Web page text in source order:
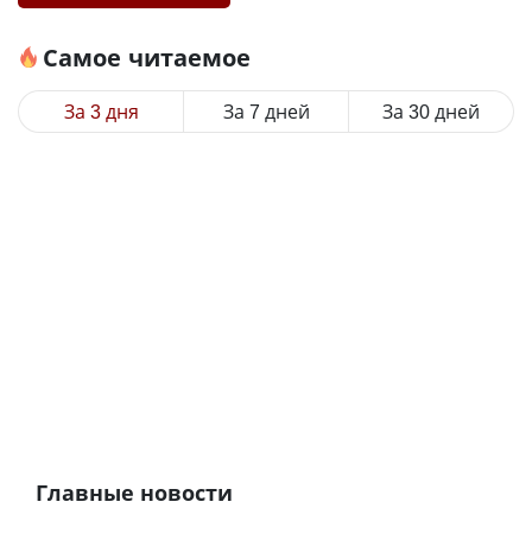
Самое читаемое
За 3 дня За 7 дней За 30 дней
Главные новости